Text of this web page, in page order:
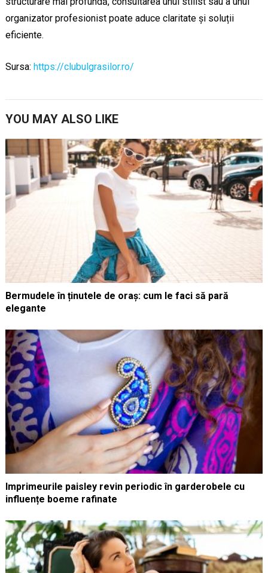
organizator profesionist poate aduce claritate și soluții
eficiente.
Sursa: https://clubulgrasilor.ro/
YOU MAY ALSO LIKE
Bermudele în ținutele de oraș: cum le faci să pară
elegante
Imprimeurile paisley revin periodic în garderobele cu
influențe boeme rafinate